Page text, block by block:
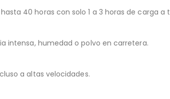
40 horas con solo 1 a 3 horas de carga a
intensa, humedad o polvo en carretera.
a altas velocidades.